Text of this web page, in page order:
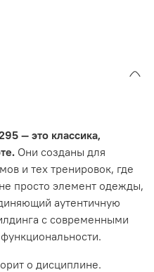
— это классика,
Они созданы для
и тех тренировок, где
просто элемент одежды,
аутентичную
с современными
о дисциплине.